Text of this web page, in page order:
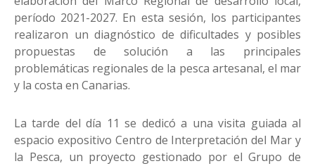
período 2021-2027. En esta sesión, los participantes
realizaron un diagnóstico de dificultades y posibles
propuestas de solución a las principales
problemáticas regionales de la pesca artesanal, el mar
y la costa en Canarias.
La tarde del día 11 se dedicó a una visita guiada al
espacio expositivo Centro de Interpretación del Mar y
la Pesca, un proyecto gestionado por el Grupo de